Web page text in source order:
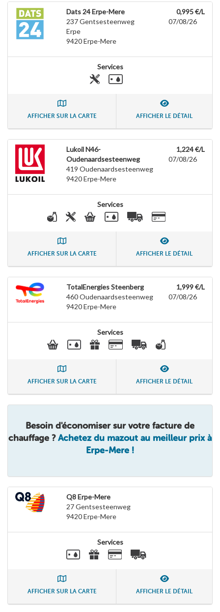
Dats 24 Erpe-Mere
237 Gentsesteenweg
Erpe
9420Erpe-Mere
0,995 €/L
07/08/26
Services
AFFICHER SUR LA CARTE AFFICHER LE DÉTAIL
Lukoil N46-
Oudenaardsesteenweg
419 Oudenaardsesteenweg
9420Erpe-Mere
1,224 €/L
07/08/26
Services
AFFICHER SUR LA CARTE AFFICHER LE DÉTAIL
TotalEnergies Steenberg
460 Oudenaardsesteenweg
9420Erpe-Mere
1,999 €/L
07/08/26
Services
AFFICHER SUR LA CARTE AFFICHER LE DÉTAIL
Besoin d'économiser sur votre facture de
chauffage ?Achetez du mazout au meilleur prix à
Erpe-Mere !
Q8 Erpe-Mere
27 Gentsesteenweg
9420Erpe-Mere
Services
AFFICHER SUR LA CARTE AFFICHER LE DÉTAIL